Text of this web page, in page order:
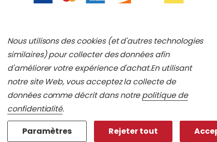
Nous utilisons des cookies (et d'autres technologies
similaires) pour collecter des données afin
d'améliorer votre expérience d'achat.En utilisant
notre site Web, vous acceptez la collecte de
données comme décrit dans notrepolitique de
confidentialité.
Paramètres
Rejeter tout